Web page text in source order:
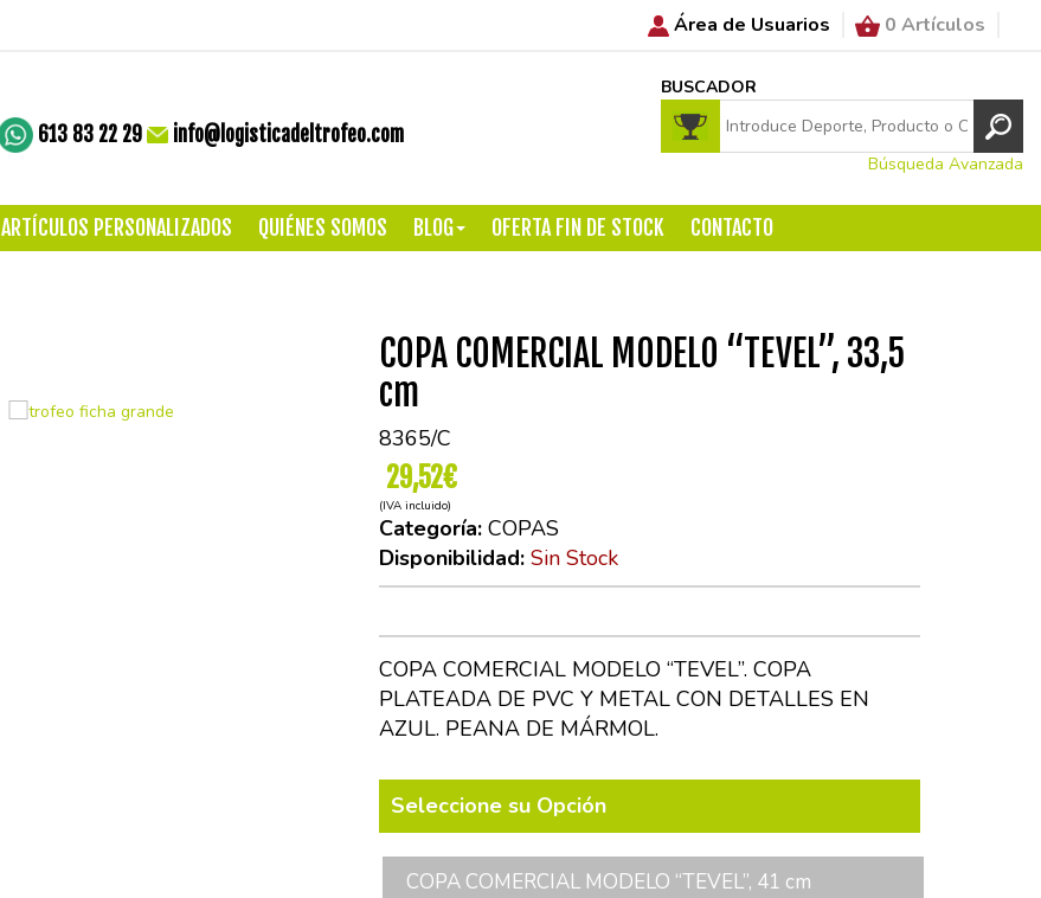
Área de Usuarios 0 Artículos
613 83 22 29 info@logisticadeltrofeo.com
BUSCADOR
Búsqueda Avanzada
ARTÍCULOS PERSONALIZADOS QUIÉNES SOMOS BLOG OFERTA FIN DE STOCK CONTACTO
COPA COMERCIAL MODELO “TEVEL”, 33,5
cm
8365/C
29,52€
(IVA incluido)
Categoría: COPAS
Disponibilidad: Sin Stock
COPA COMERCIAL MODELO “TEVEL”. COPA
PLATEADA DE PVC Y METAL CON DETALLES EN
AZUL. PEANA DE MÁRMOL.
Seleccione su Opción
COPA COMERCIAL MODELO “TEVEL”, 41 cm